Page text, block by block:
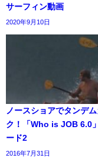
サーフィン動画
2020年9月10日
ノースショアでタンデ
ク！「Who is JOB 6.0
ード2
2016年7月31日